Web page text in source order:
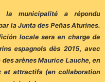
la municipalité a répondu
la Junta des Peñas Aturines.
locale sera en charge de
espagnols dès 2015, avec
arènes Maurice Lauche, en
et attractifs (en collaboration